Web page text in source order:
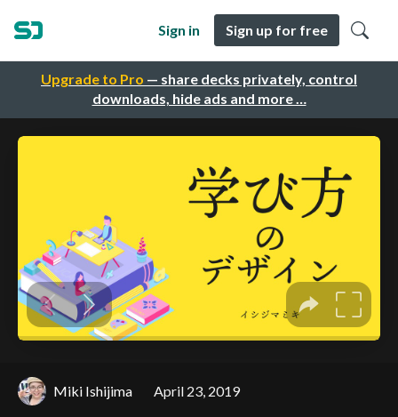
Upgrade to Pro — share decks privately, control
downloads, hide ads and more …
Sign in Sign up for free
Miki Ishijima April 23, 2019